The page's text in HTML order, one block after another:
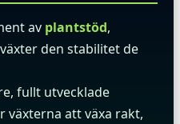
av plantstöd,
den stabilitet de
fullt utvecklade
växterna att växa rakt,